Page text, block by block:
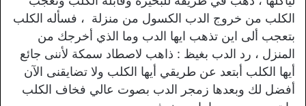
الكلب من خروج الدب الكسول من منزلة ، فسأله الكلب
بتعجب ألى اين تذهب ايها الدب وما الذي أخرجك من
المنزل ، رد الدب بغيظ : ذاهب لاصطاد سمكة لأننى جائع
أيها الكلب أبتعد عن طريقي أيها الكلب ولا تضايقنى الآن
أفضل لك وبعدها زمجر الدب بصوت عالي فخاف الكلب